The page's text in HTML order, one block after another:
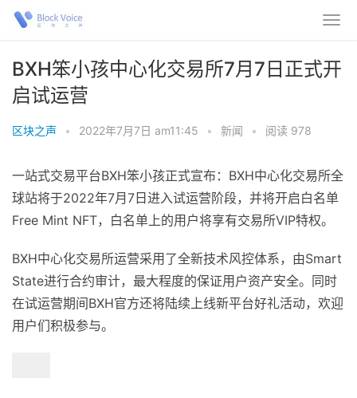
BXH笨小孩中心化交易所7月7日正式开
启试运营
区块之声 • 2022年7月7日 am11:45 • 新闻 • 阅读 978
一站式交易平台BXH笨小孩正式宣布：BXH中心化交易所全
球站将于2022年7月7日进入试运营阶段，并将开启白名单
Free Mint NFT，白名单上的用户将享有交易所VIP特权。
BXH中心化交易所运营采用了全新技术风控体系，由Smart
State进行合约审计，最大程度的保证用户资产安全。同时
在试运营期间BXH官方还将陆续上线新平台好礼活动，欢迎
用户们积极参与。